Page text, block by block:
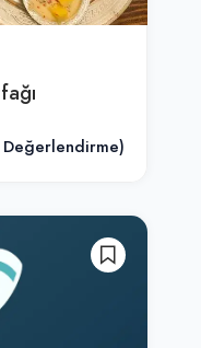
Değerlendirme)